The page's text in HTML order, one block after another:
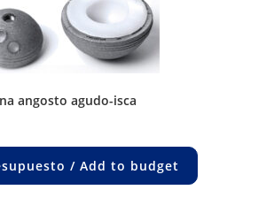
angosto agudo-isca
/ Add to budget